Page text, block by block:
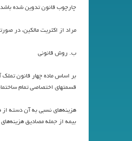
چارچوب قانون تدوين شده
مراد از اكثريت مالكين، در
ب. روش قانوني
بر اساس ماده چهار قانون
قسمتهاي اختصاصي تمام
هزينه‌هاي نسبي به آن دسته از
بيمه از جمله مصاديق